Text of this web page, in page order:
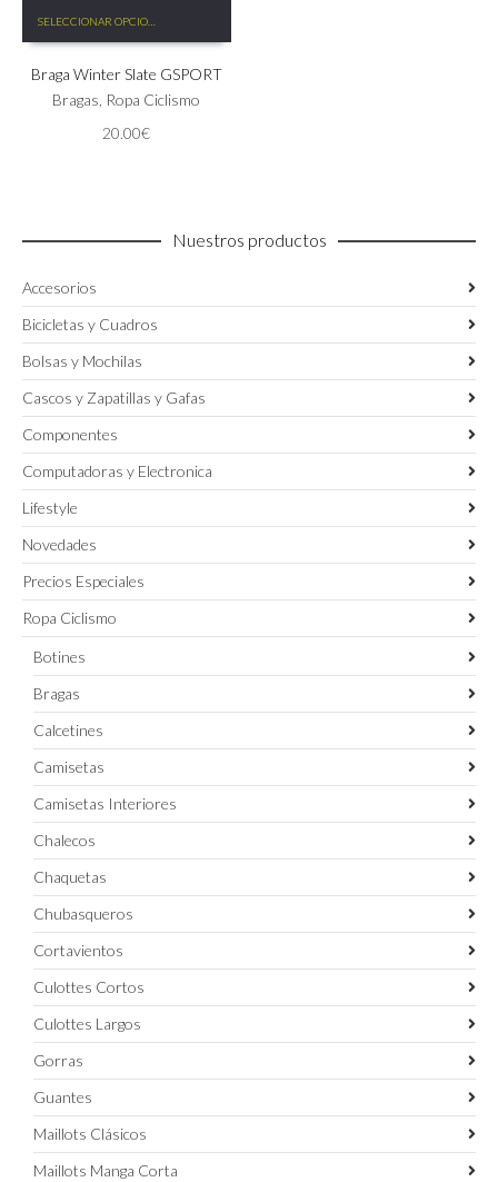
SELECCIONAR OPCIONES
producto
múltiples
variantes.
de
producto
Braga Winter Slate GSPORT
Bragas, Ropa Ciclismo
20.00€
Nuestros productos
Accesorios
Bicicletas y Cuadros
Bolsas y Mochilas
Cascos y Zapatillas y Gafas
Componentes
Computadoras y Electronica
Lifestyle
Novedades
Precios Especiales
Ropa Ciclismo
Botines
Bragas
Calcetines
Camisetas
Camisetas Interiores
Chalecos
Chaquetas
Chubasqueros
Cortavientos
Culottes Cortos
Culottes Largos
Gorras
Guantes
Maillots Clásicos
Maillots Manga Corta